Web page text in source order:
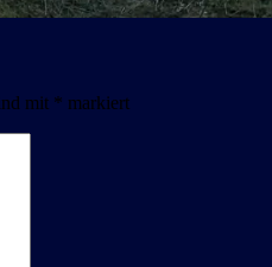
mit * markiert